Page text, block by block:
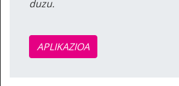
duzu.
APLIKAZIOA